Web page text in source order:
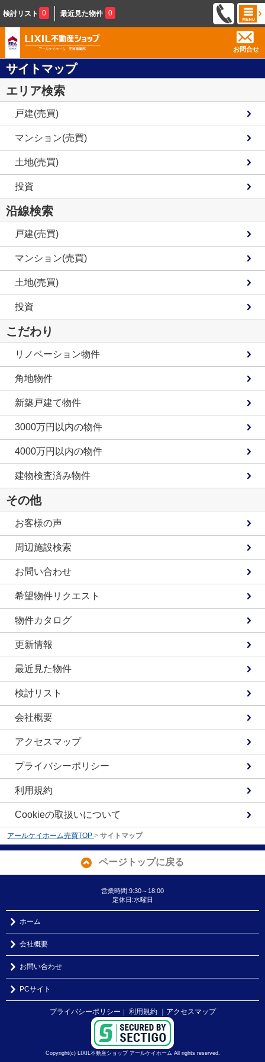
検討リスト 0 最近見た物件 0
お問合せ
サイトマップ
エリア検索
戸建(売買)
マンション(売買)
土地(売買)
投資
沿線検索
戸建(売買)
マンション(売買)
土地(売買)
投資
こだわり
リノベーション物件
角地物件
新築戸建て物件
3000万円以内の物件
4000万円以内の物件
建物検査済み物件
その他
お客様の声
周辺施設検索
お問い合わせ
希望物件リクエスト
物件カタログ
更新情報
最近見た物件
検討リスト
会社概要
アクセスマップ
プライバシーポリシー
利用規約
Cookieの取扱いについて
アールケイホーム売買TOP > サイトマップ
ページトップに戻る
営業時間:9:30～18:00
定休日:水曜日
ホーム
会社概要
お問い合わせ
PCサイト
プライバシーポリシー ｜ 利用規約 ｜アクセスマップ
Copyright(c) LIXIL不動産ショップ アールケイホーム All rights reserved.